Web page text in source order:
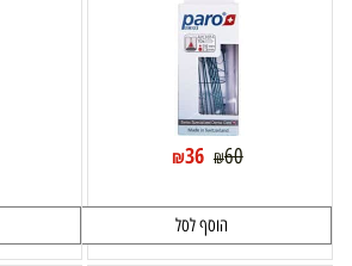
₪60
₪36
הוסף לסל